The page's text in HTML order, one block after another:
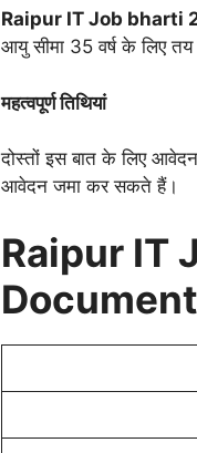
Raipur IT Job bharti
आयु सीमा 35 वर्ष के लिए
महत्वपूर्ण तिथियां
दोस्तों इस बात के लिए
आवेदन जमा कर सकते हैं।
Raipur IT